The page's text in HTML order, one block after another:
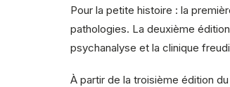
Pour la petite histoire : la
pathologies. La deuxième
psychanalyse et la clinique
À partir de la troisième édition